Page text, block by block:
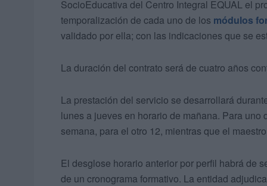
SocioEducativa del Centro Integral EQUAL el
temporalización de cada uno de los módulos
validado por ella; con las indicaciones que se
La duración del contrato será de cuatro años
La prestación del servicio se desarrollará
lunes a jueves en horario de mañana. Para
semana, para el otro 12, mientras que el
El desglose horario anterior por perfil habrá de
de un cronograma formativo. La entidad